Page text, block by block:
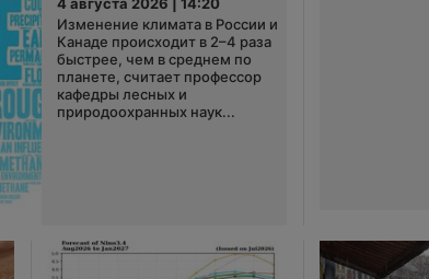
Изменение климата в России и
Канаде происходит в 2–4 раза
быстрее, чем в среднем по
планете, считает профессор
кафедры лесных и
природоохранных наук...